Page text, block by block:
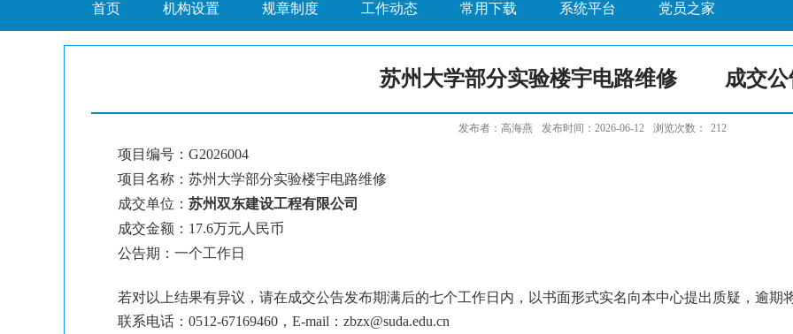
首页 机构设置 规章制度 工作动态 常用下载 系统平台 党员之家
苏州大学部分实验楼宇电路维修 成交公
发布者：高海燕 发布时间：2026-06-12 浏览次数： 212
项目编号：G2026004
项目名称：苏州大学部分实验楼宇电路维修
成交单位： 苏州双东建设工程有限公司
成交金额：17.6万元人民币
公告期：一个工作日
若对以上结果有异议，请在成交公告发布期满后的七个工作日内，以书面形式实名向本中心提出质疑，逾期
联系电话： 0512-67169460 ， E-mail ： zbzx@suda.edu.cn